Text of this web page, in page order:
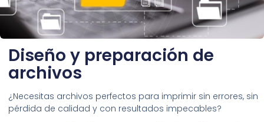
Diseño y preparación de
archivos
¿Necesitas archivos perfectos para imprimir sin errores, sin
pérdida de calidad y con resultados impecables?